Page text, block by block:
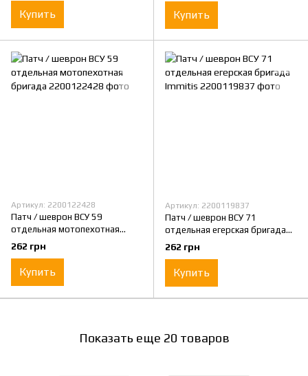
Купить Купить
Артикул: 2200122428
Патч / шеврон ВСУ 59
отдельная мотопехотная
бригада
262 грн
Купить
Артикул: 2200119837
Патч / шеврон ВСУ 71
отдельная егерская бригада
Immitis
262 грн
Купить
Показать еще 20 товаров